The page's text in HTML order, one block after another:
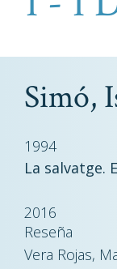
Simó,
1994
La salvatge.
2016
Reseña
Vera Rojas,